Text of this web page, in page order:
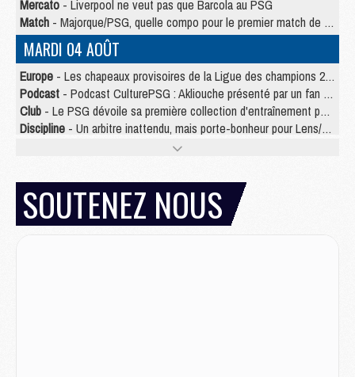
Mercato - Liverpool ne veut pas que Barcola au PSG
Match - Majorque/PSG, quelle compo pour le premier match de la saison 2026/27 ?
MARDI 04 AOÛT
Europe - Les chapeaux provisoires de la Ligue des champions 2026/27
Podcast - Podcast CulturePSG : Akliouche présenté par un fan de Monaco
Club - Le PSG dévoile sa première collection d'entraînement pour 2026/2027
Discipline - Un arbitre inattendu, mais porte-bonheur pour Lens/PSG
- Majorque/PSG, sur quelle chaine et à quelle heure regarder le match ?
Mercato- Le tableau mercato du PSG (été 2026)
Mercato- L'Ajax refuse la première offre du PSG pour Godts
Mercato- Le PSG veut accélérer, Ferran Torres temporise
SOUTENEZ NOUS